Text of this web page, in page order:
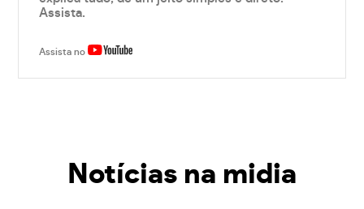
Assista.
Assista no
Notícias na midia